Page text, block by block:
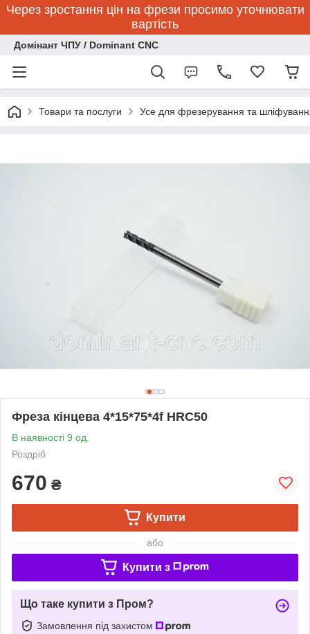
Через зростання цін на фрези просимо уточнювати
вартість
Домінант ЧПУ / Dominant CNC
Товари та послуги Усе для фрезерування та
Фреза кінцева 4*15*75*4f HRC50
В наявності 9 од.
Роздріб
670 ₴
Купити
або
Купити з
Що таке купити з Пром?
Замовлення під захистом